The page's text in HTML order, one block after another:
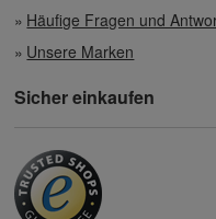
Häufige Fragen und
Unsere Marken
Sicher einkaufen